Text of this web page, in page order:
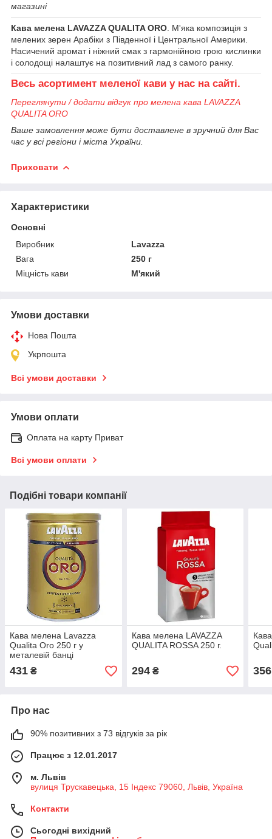
магазині
Кава мелена LAVAZZA QUALITA ORO . М'яка композиція з
мелених зерен Арабіки з Південної і Центральної Америки.
Насичений аромат і ніжний смак з гармонійною грою кислинки
і солодощі налаштує на позитивний лад з самого ранку.
Весь асортимент меленої кави у нас на сайті.
Переглянути / додати відгук про мелена кава LAVAZZA
QUALITA ORO
Ваше замовлення може бути доставлене в зручний для Вас
час у всі регіони і міста України.
Приховати
Характеристики
Основні
Виробник
Lavazza
Вага
250 г
Міцність кави
М'який
Умови доставки
Нова Пошта
Укрпошта
Всі умови доставки
Умови оплати
Оплата на карту Приват
Всі умови оплати
Подібні товари компанії
Кава мелена Lavazza
Qualita Oro 250 г у
металевій банці
431 ₴
Кава мелена LAVAZZA
QUALITA ROSSA 250 г.
294₴ 356
Про нас
90% позитивних з 73 відгуків за рік
Працює з 12.01.2017
м. Львів
вулиця Трускавецька, 15 Індекс 79060, Львів, Україна
Контакти
Сьогодні вихідний